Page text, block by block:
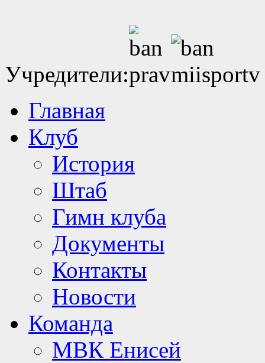
Учредители:
Главная
Клуб
История
Штаб
Гимн клуба
Документы
Контакты
Новости
Команда
МВК Енисей